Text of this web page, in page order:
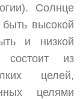
Солнце
высокой
и низкой
состоит из
целей,
целями